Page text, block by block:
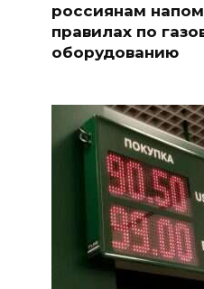
россиянам
правилах по
оборудованию